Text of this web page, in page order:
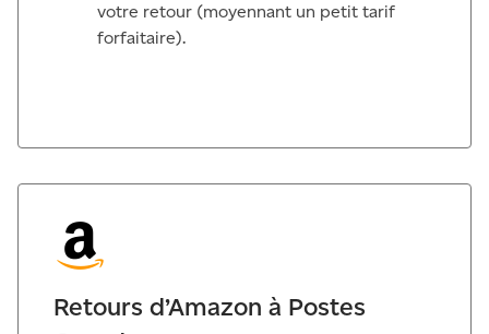
votre retour (moyennant un petit tarif
forfaitaire).
Retours d’Amazon à Postes